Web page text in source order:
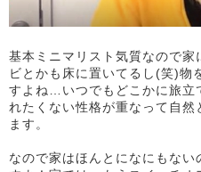
基本ミニマリスト気質なので
ビとかも床に置いてるし(笑)物
すよね…いつでもどこかに旅立
れたくない性格が重なって自
ます。
なので家はほんとになにもな